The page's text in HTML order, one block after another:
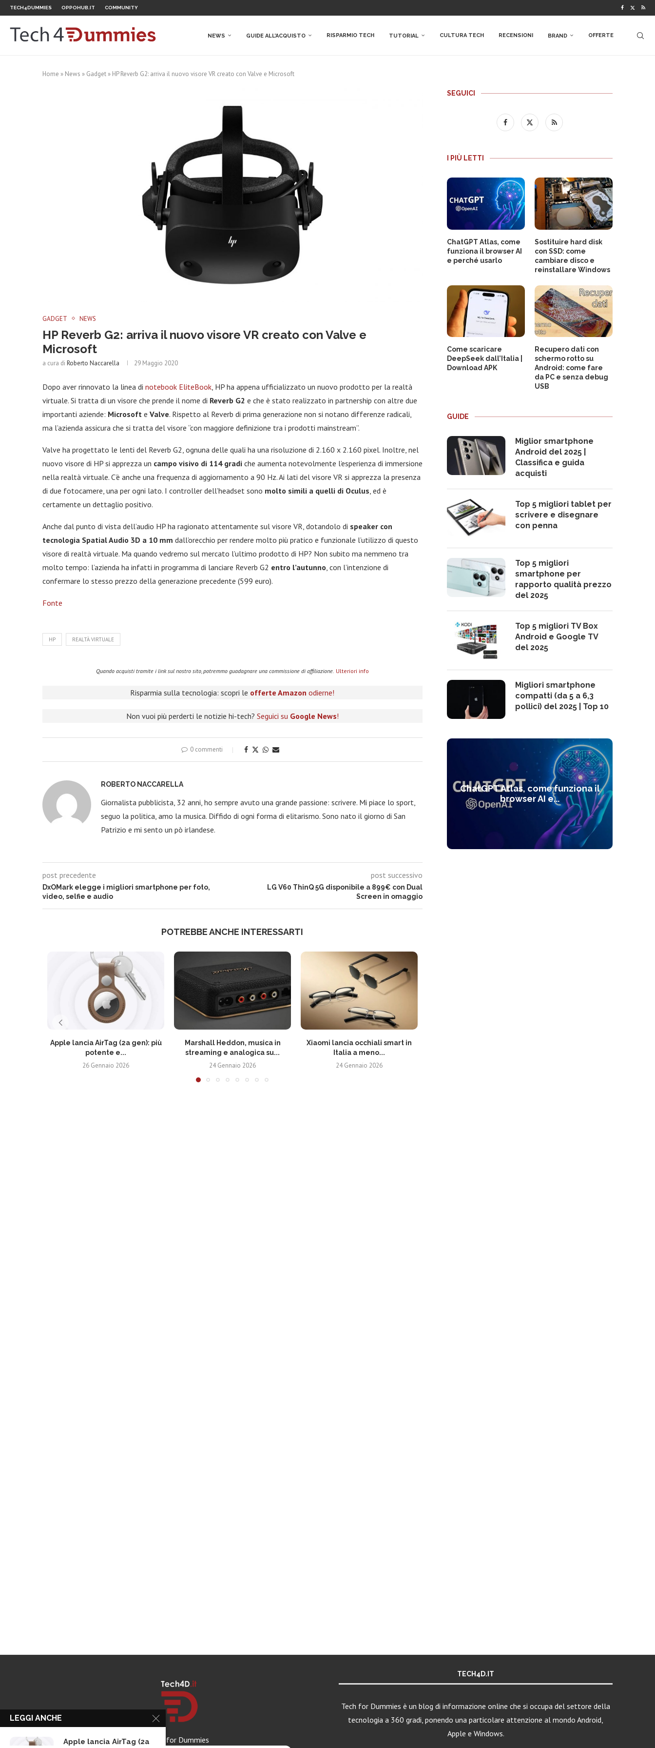
TECH4DUMMIES OPPOHUB.IT COMMUNITY
NEWS GUIDE ALL’ACQUISTO RISPARMIO TECH TUTORIAL CULTURA TECH RECENSIONI BRAND OFFERTE
Home » News » Gadget » HP Reverb G2: arriva il nuovo visore VR creato con Valve e Microsoft
GADGET NEWS
HP Reverb G2: arriva il nuovo visore VR creato con Valve e
Microsoft
a cura di Roberto Naccarella 29 Maggio 2020
Dopo aver rinnovato la linea di notebook EliteBook , HP ha appena ufficializzato un nuovo prodotto per la realtà
virtuale. Si tratta di un visore che prende il nome di Reverb G2 e che è stato realizzato in partnership con altre due
importanti aziende: Microsoft e Valve. Rispetto al Reverb di prima generazione non si notano differenze radicali,
ma l’azienda assicura che si tratta del visore “con maggiore definizione tra i prodotti mainstream”.
Valve ha progettato le lenti del Reverb G2, ognuna delle quali ha una risoluzione di 2.160 x 2.160 pixel. Inoltre, nel
nuovo visore di HP si apprezza un campo visivo di 114 gradi che aumenta notevolmente l’esperienza di immersione
nella realtà virtuale. C’è anche una frequenza di aggiornamento a 90 Hz. Ai lati del visore VR si apprezza la presenza
di due fotocamere, una per ogni lato. I controller dell’headset sono molto simili a quelli di Oculus , ed è
certamente un dettaglio positivo.
Anche dal punto di vista dell’audio HP ha ragionato attentamente sul visore VR, dotandolo di speaker con
tecnologia Spatial Audio 3D a 10 mm dall’orecchio per rendere molto più pratico e funzionale l’utilizzo di questo
visore di realtà virtuale. Ma quando vedremo sul mercato l’ultimo prodotto di HP? Non subito ma nemmeno tra
molto tempo: l’azienda ha infatti in programma di lanciare Reverb G2 entro l’autunno , con l’intenzione di
confermare lo stesso prezzo della generazione precedente (599 euro).
Fonte
HP REALTÀ VIRTUALE
Quando acquisti tramite i link sul nostro sito, potremmo guadagnare una commissione di affiliazione. Ulteriori info
Risparmia sulla tecnologia: scopri le offerte Amazon odierne!
Non vuoi più perderti le notizie hi-tech? Seguici su Google News!
0 commenti
ROBERTO NACCARELLA
Giornalista pubblicista, 32 anni, ho sempre avuto una grande passione: scrivere. Mi piace lo sport,
seguo la politica, amo la musica. Diffido di ogni forma di elitarismo. Sono nato il giorno di San
Patrizio e mi sento un pò irlandese.
post precedente
DxOMark elegge i migliori smartphone per foto,
video, selfie e audio
post successivo
LG V60 ThinQ 5G disponibile a 899€ con Dual
Screen in omaggio
POTREBBE ANCHE INTERESSARTI
Apple lancia AirTag (2a gen): più
potente e...
26 Gennaio 2026
Marshall Heddon, musica in
streaming e analogica su...
24 Gennaio 2026
Xiaomi lancia occhiali smart in
Italia a meno...
24 Gennaio 2026
SEGUICI
I PIÙ LETTI
ChatGPT Atlas, come
funziona il browser AI
e perché usarlo
Sostituire hard disk
con SSD: come
cambiare disco e
reinstallare Windows
Come scaricare
DeepSeek dall’Italia |
Download APK
Recupero dati con
schermo rotto su
Android: come fare
da PC e senza debug
USB
GUIDE
Miglior smartphone
Android del 2025 |
Classifica e guida
acquisti
Top 5 migliori tablet per
scrivere e disegnare
con penna
Top 5 migliori
smartphone per
rapporto qualità prezzo
del 2025
Top 5 migliori TV Box
Android e Google TV
del 2025
Migliori smartphone
compatti (da 5 a 6,3
pollici) del 2025 | Top 10
ChatGPT Atlas, come funziona il
browser AI e...
Tech for Dummies
TECH4D.IT
Tech for Dummies è un blog di informazione online che si occupa del settore della
tecnologia a 360 gradi, ponendo una particolare attenzione al mondo Android,
Apple e Windows.
LEGGI ANCHE
Apple lancia AirTag (2a